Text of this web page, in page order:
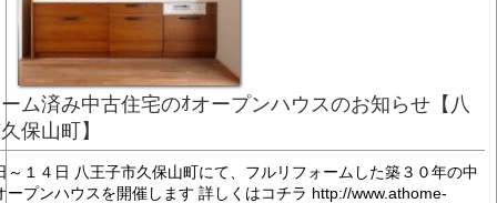
ム済み中古住宅のｵオープンハウスのお知らせ【八
保山町】
～１４日 八王子市久保山町にて、フルリフォームした築３０年の中
ープンハウスを開催します 詳しくはコチラ http://www.athome-